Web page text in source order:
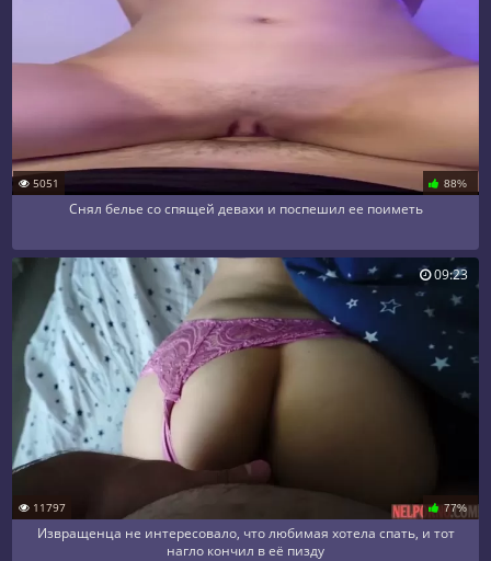
5051 88%
Снял белье со спящей девахи и поспешил ее поиметь
11797 77%
Извращенца не интересовало, что любимая хотела спать, и тот
нагло кончил в её пизду
09:23